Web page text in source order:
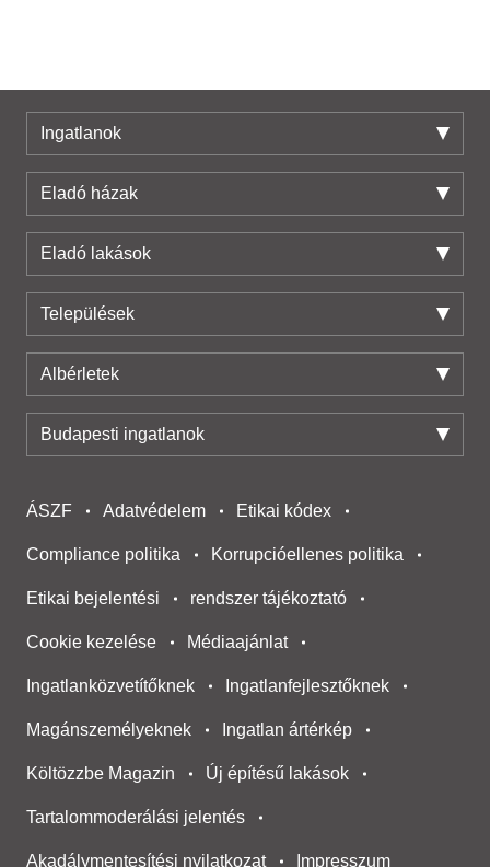
Ingatlanok
Eladó házak
Eladó lakások
Települések
Albérletek
Budapesti ingatlanok
ÁSZF Adatvédelem Etikai kódex
Compliance politika Korrupcióellenes politika
Etikai bejelentési rendszer tájékoztató
Cookie kezelése Médiaajánlat
Ingatlanközvetítőknek Ingatlanfejlesztőknek
Magánszemélyeknek Ingatlan ártérkép
Költözzbe Magazin Új építésű lakások
Tartalommoderálási jelentés
Akadálymentesítési nyilatkozat Impresszum